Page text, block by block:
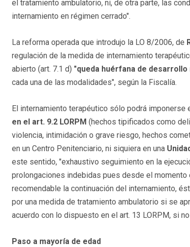
el tratamiento ambulatorio, ni, de otra parte, las
internamiento en régimen cerrado".
La reforma operada que introdujo la LO 8/2006, de
regulación de la medida de internamiento
abierto (art. 7.1 d) "queda huérfana de
cada una de las modalidades", según la Fiscalía.
El internamiento terapéutico sólo podrá imponerse
en el art. 9.2 LORPM (hechos tipificados como
violencia, intimidación o grave riesgo, hechos
en un Centro Penitenciario, ni siquiera en una
este sentido, "exhaustivo seguimiento en la
prolongaciones indebidas pues desde el
recomendable la continuación del internamiento,
por una medida de tratamiento ambulatorio si se
acuerdo con lo dispuesto en el art. 13 LORPM, si
Paso a mayoría de edad